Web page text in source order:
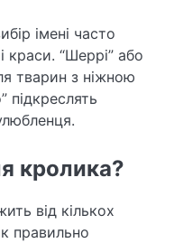
імені часто
краси. “Шеррі” або
тварин з ніжною
підкреслять
кролика?
від кількох
правильно